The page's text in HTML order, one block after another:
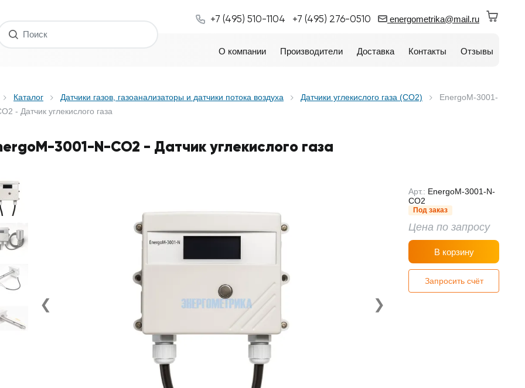
+7 (495) 510-1104 +7 (495) 276-0510 energometrika@mail.ru
О компании Производители Доставка Контакты Отзывы
Каталог Датчики газов, газоанализаторы и датчики потока воздуха Датчики углекислого газа (CO2)
EnergoM-3001-
- Датчик углекислого газа
3001-N-CO2 - Датчик углекислого газа
❮ ❯
Арт.: EnergoM-3001-N-
CO2
Под заказ
Цена по запросу
В корзину
Запросить счёт